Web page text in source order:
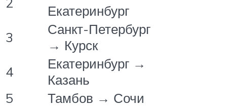
Екатеринбург
3
Санкт-Петербург
→ Курск
4
Екатеринбург →
Казань
5
Тамбов → Сочи